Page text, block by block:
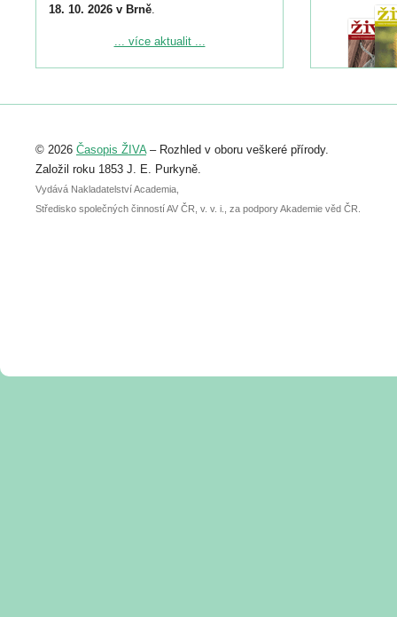
18. 10. 2026 v Brně.
Podrobnější informace ke konferenci
Registrovat se můžete do 6. září.
abstraktu přihlášené přednášky nebo
posteru je už 30. června.
... více aktualit ...
© 2026 Časopis ŽIVA– Rozhled v oboru veškeré přírody.
Založil roku 1853 J. E. Purkyně.
Vydává Nakladatelství Academia,
Středisko společných činností AV ČR, v. v. i., za podpory Akademie věd ČR.